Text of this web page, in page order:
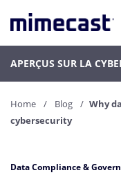
APERÇUS SUR LA
Home Blog
Why
cybersecurity
Data Compliance &